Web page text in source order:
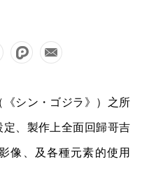
シン・ゴジラ》）之所
、製作上全面回歸哥吉
像、及各種元素的使用